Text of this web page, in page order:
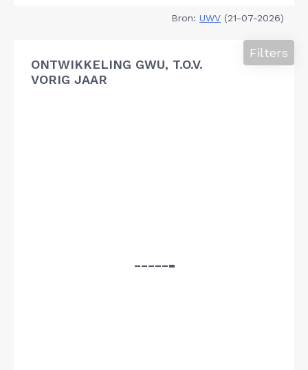
Bron: UWV (21-07-2026)
ONTWIKKELING GWU, T.O.V.
VORIG JAAR
Filters